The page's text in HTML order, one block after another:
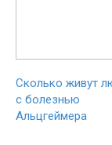
Сколько живут
с болезнью
Альцгеймера